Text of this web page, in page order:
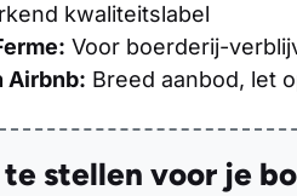
kwaliteitslabel
Voor boerderij-
Airbnb: Breed aanbod, let
stellen voor je